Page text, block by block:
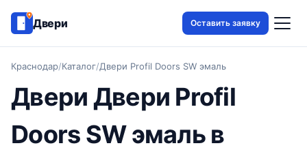
Двери Оставить заявку
Краснодар/Каталог/Двери Profil Doors SW эмаль
Двери Двери Profil
Doors SW эмаль в